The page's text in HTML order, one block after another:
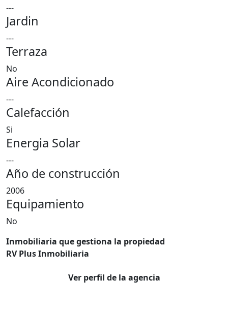
---
Jardin
---
Terraza
No
Aire Acondicionado
---
Calefacción
Si
Energia Solar
---
Año de construcción
2006
Equipamiento
No
Inmobiliaria que gestiona la propiedad
RV Plus Inmobiliaria
Ver perfil de la agencia